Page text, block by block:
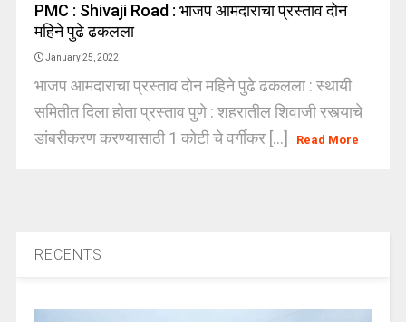
PMC : Shivaji Road : भाजप आमदाराचा प्रस्ताव दोन
महिने पुढे ढकलला
January 25, 2022
भाजप आमदाराचा प्रस्ताव दोन महिने पुढे ढकलला : स्थायी
समितीत दिला होता प्रस्ताव पुणे : शहरातील शिवाजी रस्त्याचे
डांबरीकरण करण्यासाठी 1 कोटी चे वर्गीकर [...]
Read More
RECENTS